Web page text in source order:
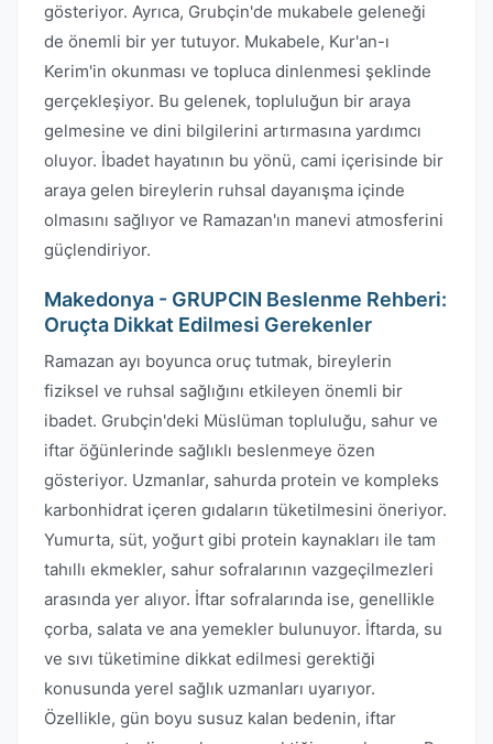
gösteriyor. Ayrıca, Grubçin'de mukabele geleneği
de önemli bir yer tutuyor. Mukabele, Kur'an-ı
Kerim'in okunması ve topluca dinlenmesi şeklinde
gerçekleşiyor. Bu gelenek, topluluğun bir araya
gelmesine ve dini bilgilerini artırmasına yardımcı
oluyor. İbadet hayatının bu yönü, cami içerisinde bir
araya gelen bireylerin ruhsal dayanışma içinde
olmasını sağlıyor ve Ramazan'ın manevi atmosferini
güçlendiriyor.
Makedonya - GRUPCIN Beslenme Rehberi:
Oruçta Dikkat Edilmesi Gerekenler
Ramazan ayı boyunca oruç tutmak, bireylerin
fiziksel ve ruhsal sağlığını etkileyen önemli bir
ibadet. Grubçin'deki Müslüman topluluğu, sahur ve
iftar öğünlerinde sağlıklı beslenmeye özen
gösteriyor. Uzmanlar, sahurda protein ve kompleks
karbonhidrat içeren gıdaların tüketilmesini öneriyor.
Yumurta, süt, yoğurt gibi protein kaynakları ile tam
tahıllı ekmekler, sahur sofralarının vazgeçilmezleri
arasında yer alıyor. İftar sofralarında ise, genellikle
çorba, salata ve ana yemekler bulunuyor. İftarda, su
ve sıvı tüketimine dikkat edilmesi gerektiği
konusunda yerel sağlık uzmanları uyarıyor.
Özellikle, gün boyu susuz kalan bedenin, iftar